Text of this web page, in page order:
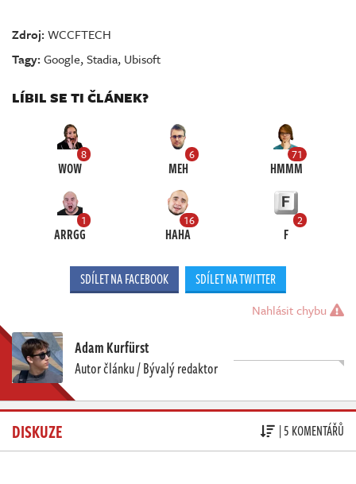
Zdroj:WCCFTECH
Tagy:Google,Stadia, Ubisoft
LÍBIL SE TI ČLÁNEK?
8
WOW
6
MEH
71
HMMM
1
ARRGG
16
HAHA
2
F
SDÍLET NA FACEBOOK SDÍLET NA TWITTER
Nahlásit chybu
Adam Kurfürst
Autor článku / Bývalý redaktor
DISKUZE | 5 KOMENTÁŘŮ